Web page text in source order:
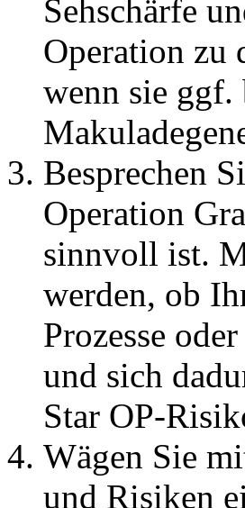
Sehschärfe
Operation zu
wenn sie ggf.
Besprechen
Operation
sinnvoll ist.
werden, ob
Prozesse
und sich
Star OP-
Wägen Sie
und Risiken